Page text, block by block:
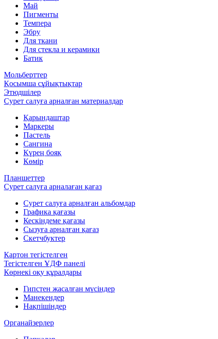
Май
Пигменты
Темпера
Эбру
Для ткани
Для стекла и керамики
Батик
Мольберттер
Қосымша сұйықтықтар
Этюдшілер
Сурет салуға арналған материалдар
Қарындаштар
Маркеры
Пастель
Сангина
Күрең бояқ
Көмір
Планшеттер
Сурет салуға арналаған қағаз
Сурет салуға арналған альбомдар
Графика қағазы
Кескіндеме қағазы
Сызуға арналған қағаз
Скетчбуктер
Картон тегістелген
Тегістелген ҰДФ панелі
Көрнекі оқу құралдары
Гипстен жасалған мүсіндер
Манекендер
Нақпішіндер
Органайзерлер